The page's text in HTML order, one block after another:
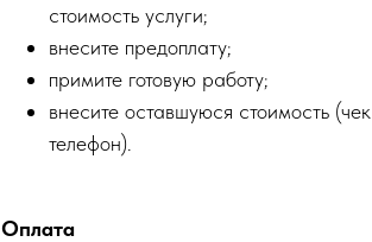
стоимость услуги;
внесите предоплату;
примите готовую работу;
внесите оставшуюся стоимость
телефон).
Оплата